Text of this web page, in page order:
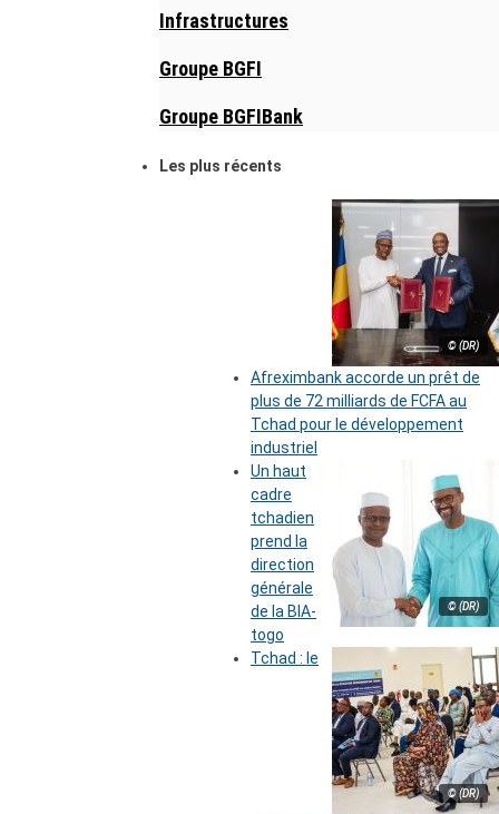
Infrastructures
Groupe BGFI
Groupe BGFIBank
Les plus récents
© (DR)
Afreximbank accorde un prêt de
plus de 72 milliards de FCFA au
Tchad pour le développement
industriel
© (DR)
Un haut
cadre
tchadien
prend la
direction
générale
de la BIA-
togo
© (DR)
Tchad : le